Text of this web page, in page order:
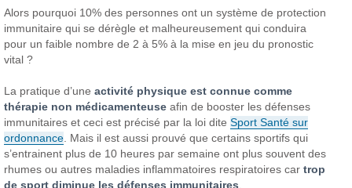
Alors pourquoi 10% des personnes ont un système de protection
immunitaire qui se dérègle et malheureusement qui conduira
pour un faible nombre de 2 à 5% à la mise en jeu du pronostic
vital ?
La pratique d’uneactivité physique est connue comme
thérapie non médicamenteuse afin de booster les défenses
immunitaires et ceci est précisé par la loi diteSport Santé sur
ordonnance . Mais il est aussi prouvé que certains sportifs qui
s’entrainent plus de 10 heures par semaine ont plus souvent des
rhumes ou autres maladies inflammatoires respiratoires cartrop
de sport diminue les défenses immunitaires